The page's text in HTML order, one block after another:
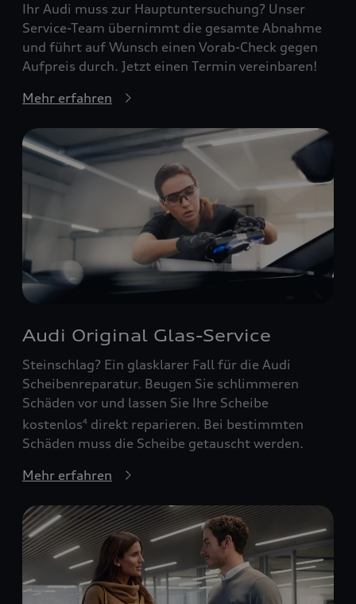
Ihr Audi muss zur Hauptuntersuchung? Unser
Service-Team übernimmt die gesamte Abnahme
und führt auf Wunsch einen Vorab-Check gegen
Aufpreis durch. Jetzt einen Termin vereinbaren!
Mehr erfahren
Audi Original Glas-Service
Steinschlag? Ein glasklarer Fall für die Audi
Scheibenreparatur. Beugen Sie schlimmeren
Schäden vor und lassen Sie Ihre Scheibe
kostenlos4 direkt reparieren. Bei bestimmten
Schäden muss die Scheibe getauscht werden.
Mehr erfahren